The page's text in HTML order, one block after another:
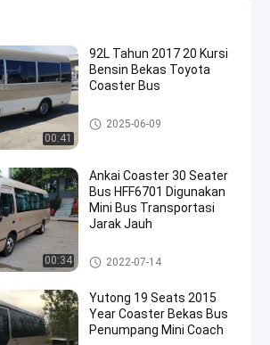
00:41
92L Tahun 2017 20 Kursi
Bensin Bekas Toyota
Coaster Bus
Bus Coaster Bekas
2025-06-09
00:34
Ankai Coaster 30 Seater
Bus HFF6701 Digunakan
Mini Bus Transportasi
Jarak Jauh
Bus Coaster Bekas
2022-07-14
Yutong 19 Seats 2015
Year Coaster Bekas Bus
Penumpang Mini Coach